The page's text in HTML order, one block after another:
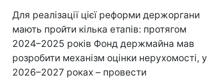
Для реалізації цієї реформи держоргани
мають пройти кілька етапів: протягом
2024–2025 років Фонд держмайна мав
розробити механізм оцінки нерухомості, у
2026–2027 роках – провести